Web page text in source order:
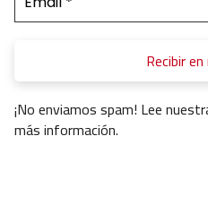
¡No enviamos spam! Lee
más información.